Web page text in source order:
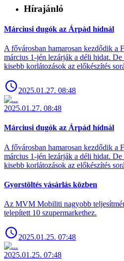
Hírajánló
Márciusi dugók az Árpád hídnál
A fővárosban hamarosan kezdődik a
március 1-jén lezárják a déli hidat.
kisebb korlátozások az előkészítés
2025.01.27. 08:48
2025.01.27. 08:48
Márciusi dugók az Árpád hídnál
A fővárosban hamarosan kezdődik a
március 1-jén lezárják a déli hidat.
kisebb korlátozások az előkészítés
Gyorstöltés vásárlás közben
Az MVM Mobiliti nagyobb
telepített 10 szupermarkethez.
2025.01.25. 07:48
2025.01.25. 07:48